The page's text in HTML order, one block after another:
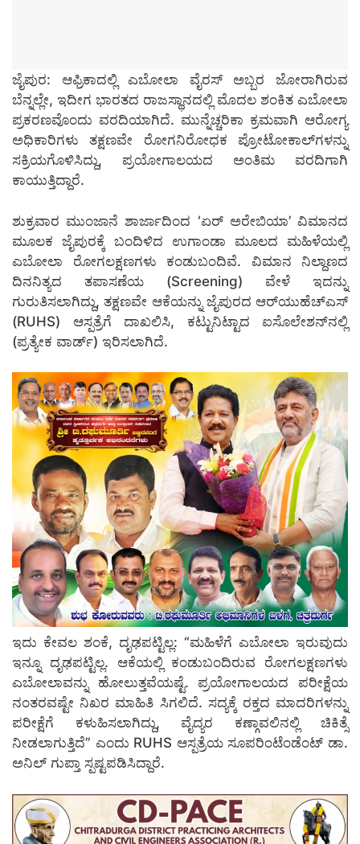
ಜೈಪುರ: ಆಫ್ರಿಕಾದಲ್ಲಿ ಎಬೋಲಾ ವೈರಸ್ ಅಬ್ಬರ ಜೋರಾಗಿರುವ
ಬೆನ್ನಲ್ಲೇ, ಇದೀಗ ಭಾರತದ ರಾಜಸ್ಥಾನದಲ್ಲಿ ಮೊದಲ ಶಂಕಿತ ಎಬೋಲಾ
ಪ್ರಕರಣವೊಂದು ವರದಿಯಾಗಿದೆ. ಮುನ್ನೆಚ್ಚರಿಕಾ ಕ್ರಮವಾಗಿ ಆರೋಗ್ಯ
ಅಧಿಕಾರಿಗಳು ತಕ್ಷಣವೇ ರೋಗನಿರೋಧಕ ಪ್ರೋಟೋಕಾಲ್‌ಗಳನ್ನು
ಸಕ್ರಿಯಗೊಳಿಸಿದ್ದು, ಪ್ರಯೋಗಾಲಯದ ಅಂತಿಮ ವರದಿಗಾಗಿ
ಕಾಯುತ್ತಿದ್ದಾರೆ.
ಶುಕ್ರವಾರ ಮುಂಜಾನೆ ಶಾರ್ಜಾದಿಂದ ‘ಏರ್ ಅರೇಬಿಯಾ’ ವಿಮಾನದ
ಮೂಲಕ ಜೈಪುರಕ್ಕೆ ಬಂದಿಳಿದ ಉಗಾಂಡಾ ಮೂಲದ ಮಹಿಳೆಯಲ್ಲಿ
ಎಬೋಲಾ ರೋಗಲಕ್ಷಣಗಳು ಕಂಡುಬಂದಿವೆ. ವಿಮಾನ ನಿಲ್ದಾಣದ
ದಿನನಿತ್ಯದ ತಪಾಸಣೆಯ (Screening) ವೇಳೆ ಇದನ್ನು
ಗುರುತಿಸಲಾಗಿದ್ದು, ತಕ್ಷಣವೇ ಆಕೆಯನ್ನು ಜೈಪುರದ ಆರ್‌ಯುಹೆಚ್‌ಎಸ್
(RUHS) ಆಸ್ಪತ್ರೆಗೆ ದಾಖಲಿಸಿ, ಕಟ್ಟುನಿಟ್ಟಾದ ಐಸೊಲೇಶನ್‌ನಲ್ಲಿ
(ಪ್ರತ್ಯೇಕ ವಾರ್ಡ್) ಇರಿಸಲಾಗಿದೆ.
ಇದು ಕೇವಲ ಶಂಕೆ, ದೃಢಪಟ್ಟಿಲ್ಲ: “ಮಹಿಳೆಗೆ ಎಬೋಲಾ ಇರುವುದು
ಇನ್ನೂ ದೃಢಪಟ್ಟಿಲ್ಲ. ಆಕೆಯಲ್ಲಿ ಕಂಡುಬಂದಿರುವ ರೋಗಲಕ್ಷಣಗಳು
ಎಬೋಲಾವನ್ನು ಹೋಲುತ್ತವೆಯಷ್ಟೆ. ಪ್ರಯೋಗಾಲಯದ ಪರೀಕ್ಷೆಯ
ನಂತರವಷ್ಟೇ ನಿಖರ ಮಾಹಿತಿ ಸಿಗಲಿದೆ. ಸದ್ಯಕ್ಕೆ ರಕ್ತದ ಮಾದರಿಗಳನ್ನು
ಪರೀಕ್ಷೆಗೆ ಕಳುಹಿಸಲಾಗಿದ್ದು, ವೈದ್ಯರ ಕಣ್ಗಾವಲಿನಲ್ಲಿ ಚಿಕಿತ್ಸೆ
ನೀಡಲಾಗುತ್ತಿದೆ” ಎಂದು RUHS ಆಸ್ಪತ್ರೆಯ ಸೂಪರಿಂಟೆಂಡೆಂಟ್ ಡಾ.
ಅನಿಲ್ ಗುಪ್ತಾ ಸ್ಪಷ್ಟಪಡಿಸಿದ್ದಾರೆ.